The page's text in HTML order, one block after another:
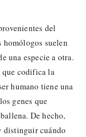
del
homólogos suelen
una especie a otra.
que codifica la
humano tiene una
genes que
De hecho,
distinguir cuándo